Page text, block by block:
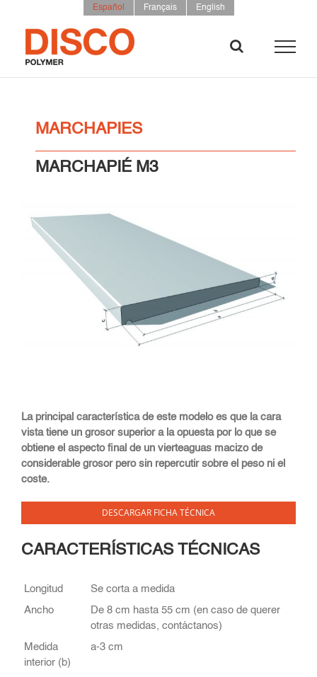
contenido
Español Français English
MARCHAPIES
MARCHAPIÉ M3
La principal característica de este modelo es que la cara
vista tiene un grosor superior a la opuesta por lo que se
obtiene el aspecto final de un vierteaguas macizo de
considerable grosor pero sin repercutir sobre el peso ni el
coste.
DESCARGAR FICHA TÉCNICA
CARACTERÍSTICAS TÉCNICAS
Longitud
Se corta a medida
Ancho
De 8 cm hasta 55 cm (en caso de querer
otras medidas, contáctanos)
Medida
interior (b)
a-3 cm